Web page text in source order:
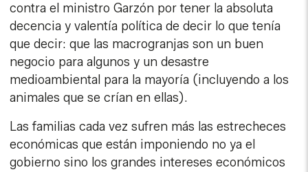
contra el ministro Garzón por tener la absoluta
decencia y valentía política de decir lo que tenía
que decir: que las macrogranjas son un buen
negocio para algunos y un desastre
medioambiental para la mayoría (incluyendo a los
animales que se crían en ellas).
Las familias cada vez sufren más las estrecheces
económicas que están imponiendo no ya el
gobierno sino los grandes intereses económicos